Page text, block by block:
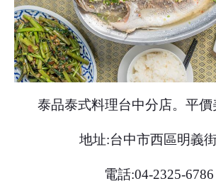
泰品泰式料理台中分店。平價
地址:台中市西區明義
電話:04-2325-6786